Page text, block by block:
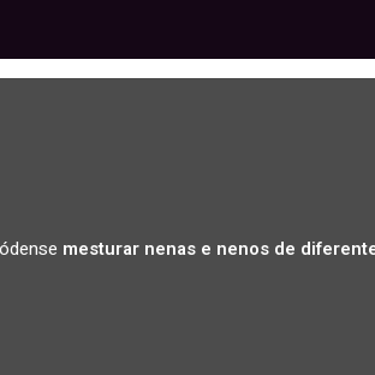
mesturar nenas e nenos de